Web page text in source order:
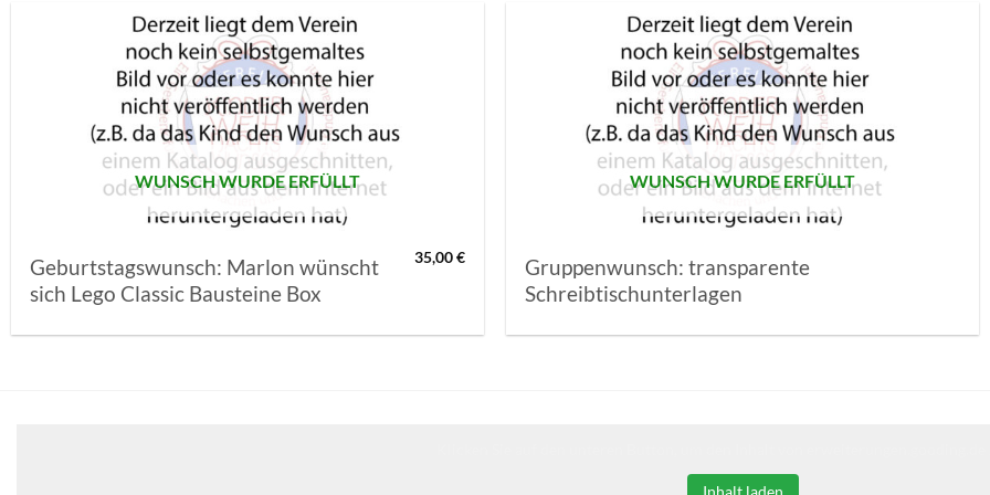
WUNSCH WURDE ERFÜLLT
Geburtstagswunsch: Marlon wünscht
sich Lego Classic Bausteine Box
35,00€
WUNSCH WURDE ERFÜLLT
Gruppenwunsch: transparente
Schreibtischunterlagen
Inhalt laden